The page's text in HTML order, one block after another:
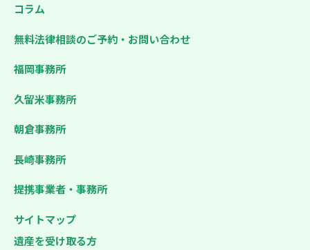
コラム
無料法律相談のご予約・お問い合わせ
福岡事務所
久留米事務所
朝倉事務所
長崎事務所
提携事業者・事務所
サイトマップ
遺産を受け取る方